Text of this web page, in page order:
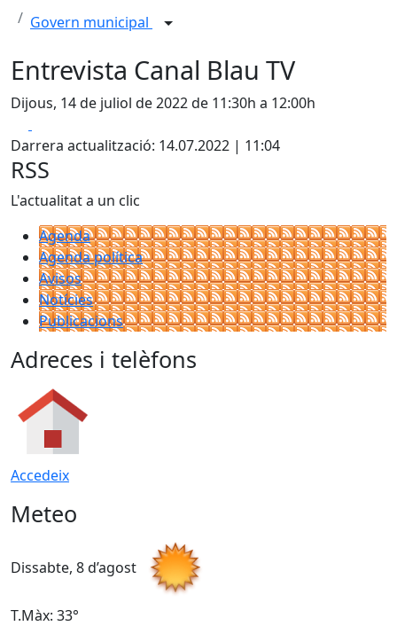
Govern municipal
Entrevista Canal Blau TV
Dijous, 14 de juliol de 2022 de 11:30h a 12:00h
Darrera actualització: 14.07.2022 | 11:04
RSS
L'actualitat a un clic
Agenda
Agenda política
Avisos
Notícies
Publicacions
Adreces i telèfons
Accedeix
Meteo
Dissabte, 8 d’agost
T.Màx: 33°